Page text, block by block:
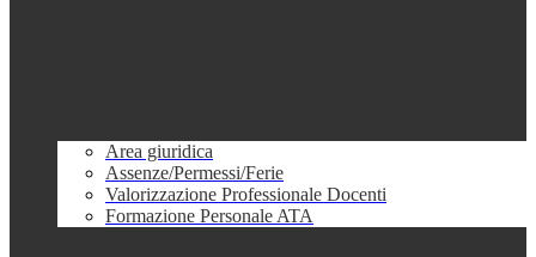
Area giuridica
Assenze/Permessi/Ferie
Valorizzazione Professionale Docenti
Formazione Personale ATA